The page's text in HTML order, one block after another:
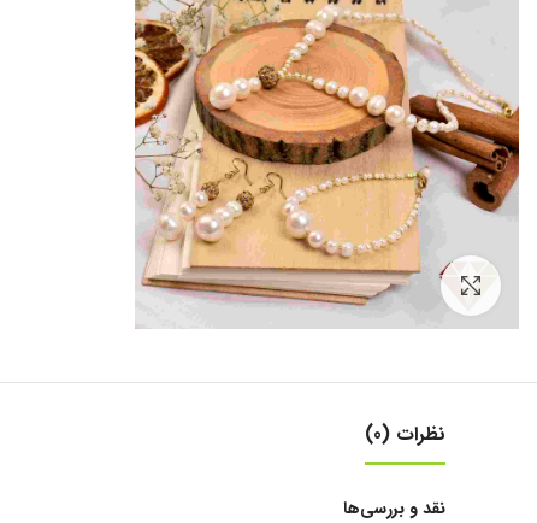
بزرگنمایی تصویر
نظرات (0)
نقد و بررسی‌ها